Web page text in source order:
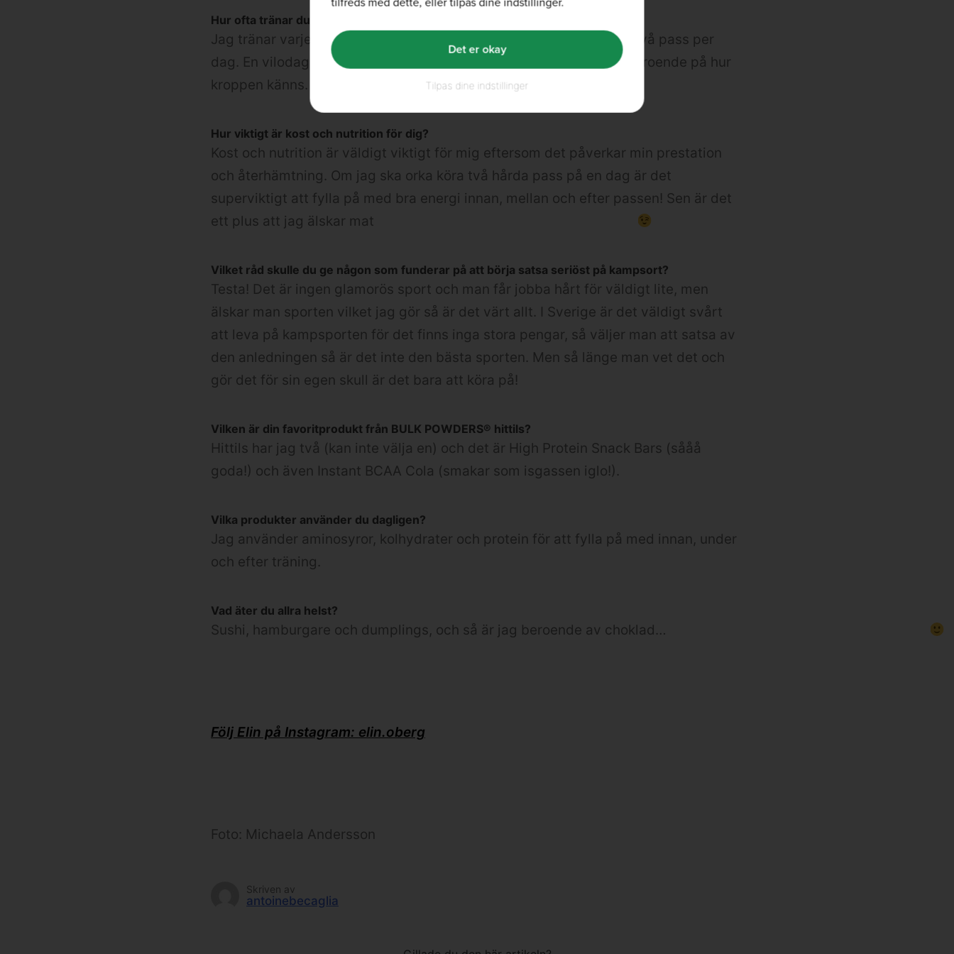
Hur ofta tränar du?
Jag tränar varje dag. Beroende på hur jag jobbar så blir det ibland två pass per
dag. En vilodag i veckan försöker jag dock alltid få in, ibland mer beroende på hur
kroppen känns.
Hur viktigt är kost och nutrition för dig?
Kost och nutrition är väldigt viktigt för mig eftersom det påverkar min prestation
och återhämtning. Om jag ska orka köra två hårda pass på en dag är det
superviktigt att fylla på med bra energi innan, mellan och efter passen! Sen är det
ett plus att jag älskar mat
Vilket råd skulle du ge någon som funderar på att börja satsa seriöst på kampsort?
Testa! Det är ingen glamorös sport och man får jobba hårt för väldigt lite, men
älskar man sporten vilket jag gör så är det värt allt. I Sverige är det väldigt svårt
att leva på kampsporten för det finns inga stora pengar, så väljer man att satsa av
den anledningen så är det inte den bästa sporten. Men så länge man vet det och
gör det för sin egen skull är det bara att köra på!
Vilken är din favoritprodukt från BULK POWDERS® hittils?
Hittils har jag två (kan inte välja en) och det är High Protein Snack Bars (sååå
goda!) och även Instant BCAA Cola (smakar som isgassen iglo!).
Vilka produkter använder du dagligen?
Jag använder aminosyror, kolhydrater och protein för att fylla på med innan, under
och efter träning.
Vad äter du allra helst?
Sushi, hamburgare och dumplings, och så är jag beroende av choklad…
Följ Elin på Instagram: elin.oberg
Foto: Michaela Andersson
Skriven av
antoinebecaglia
Tilpas dine indstillinger
Det er okay